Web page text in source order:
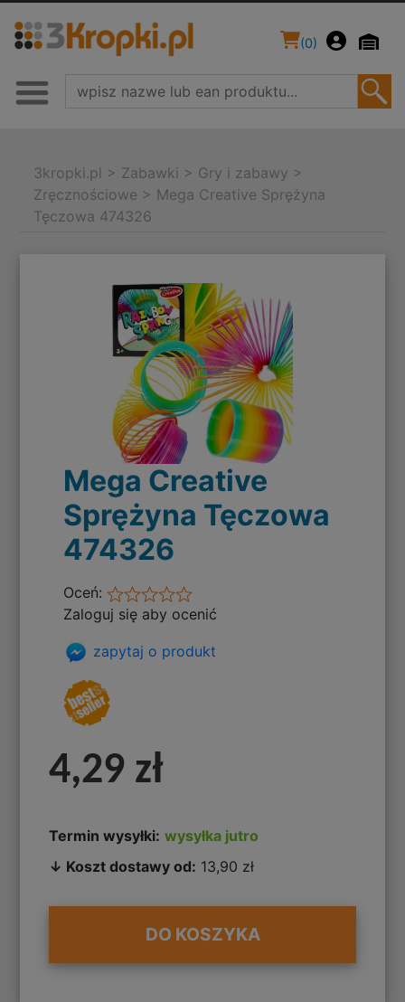
(0)
3kropki.pl > Zabawki > Gry i zabawy >
Zręcznościowe > Mega Creative Sprężyna
Tęczowa 474326
Mega Creative
Sprężyna Tęczowa
474326
Oceń:
Zaloguj się aby ocenić
zapytaj o produkt
4,29 zł
Termin wysyłki: wysyłka jutro
↓ Koszt dostawy od: 13,90 zł
DO KOSZYKA